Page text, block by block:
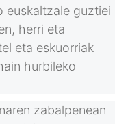
euskaltzale guztiei
herri eta
eta eskuorriak
hurbileko
zabalpenean